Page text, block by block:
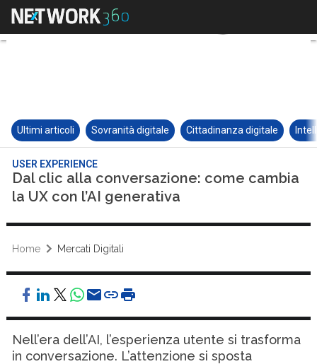
Ultimi articoli Sovranità digitale Cittadinanza digitale
USER EXPERIENCE
Dal clic alla conversazione: come cambia
la UX con l’AI generativa
Home Mercati Digitali
Nell’era dell’AI, l’esperienza utente si trasforma
in conversazione. L’attenzione si sposta